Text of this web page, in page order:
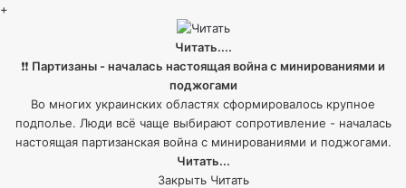
+
Читать....
❗❗ Партизаны - началась настоящая война с минированиями и
поджогами
Во многих украинских областях сформировалось крупное
подполье. Люди всё чаще выбирают сопротивление - началась
настоящая партизанская война с минированиями и поджогами.
Читать...
Закрыть Читать